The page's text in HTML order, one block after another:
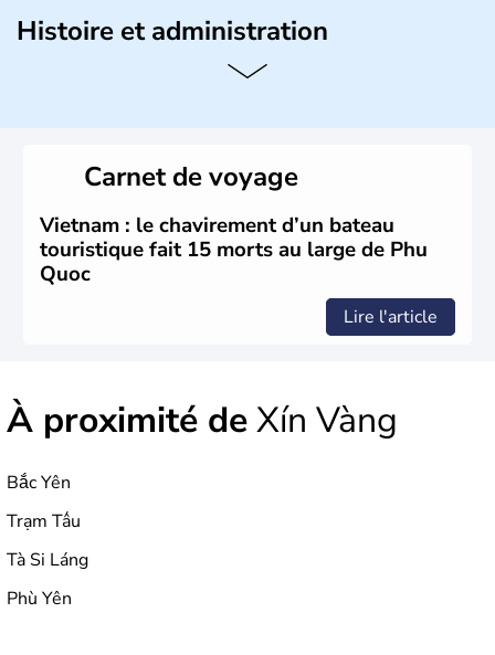
Histoire et administration
Pays d'Asie du Sud-Est situé sur l'est de la péninsule
nom récent de l'ancienne Saïgon.
Carnet de voyage
Vietnam : le chavirement d’un bateau
touristique fait 15 morts au large de Phu
Quoc
Lire l'article
À proximité deXín Vàng
Bắc Yên
Trạm Tấu
Tà Si Láng
Phù Yên